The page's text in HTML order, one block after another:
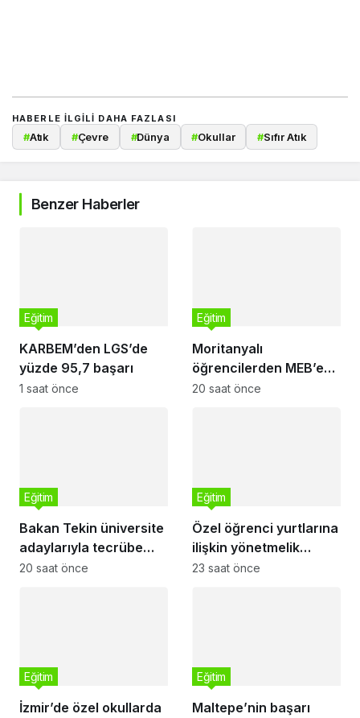
HABERLE ILGILI DAHA FAZLASI
#Atık #Çevre #Dünya #Okullar #Sıfır Atık
Benzer Haberler
KARBEM’den LGS’de
yüzde 95,7 başarı
Eğitim
1 saat önce
Moritanyalı
öğrencilerden MEB’e
ziyaret
Eğitim
20 saat önce
Bakan Tekin üniversite
adaylarıyla tecrübe
paylaştı
Eğitim
20 saat önce
Özel öğrenci yurtlarına
ilişkin yönetmelik
değişikliği… Geçiş
Eğitim
23 saat önce
İzmir’de özel okullarda
Eğitim
Maltepe’nin başarı
Eğitim